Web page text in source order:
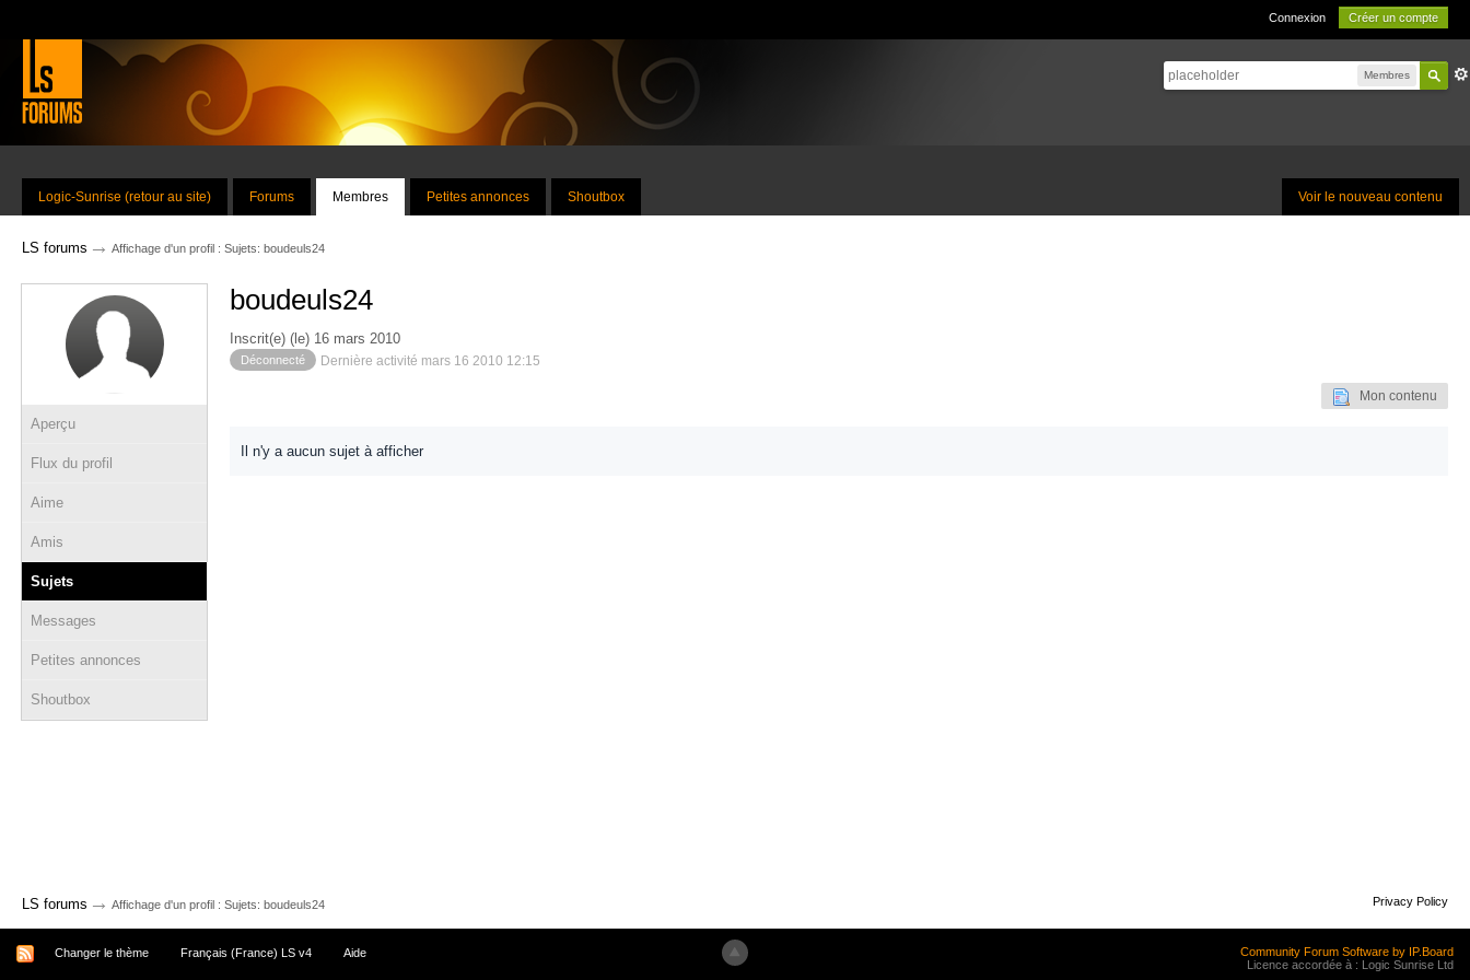
Connexion Créer un compte
Membres
Voir le nouveau contenu
Logic-Sunrise (retour au site) Forums Membres Petites annonces Shoutbox
LS forums → Affichage d'un profil : Sujets: boudeuls24
Aperçu
Flux du profil
Aime
Amis
Sujets
Messages
Petites annonces
Shoutbox
boudeuls24
Inscrit(e) (le) 16 mars 2010
Déconnecté Dernière activité mars 16 2010 12:15
Mon contenu
Il n'y a aucun sujet à afficher
LS forums → Affichage d'un profil : Sujets: boudeuls24 Privacy Policy
Changer le thème Français (France) LS v4 Aide
Community Forum Software by IP.Board
Licence accordée à : Logic Sunrise Ltd